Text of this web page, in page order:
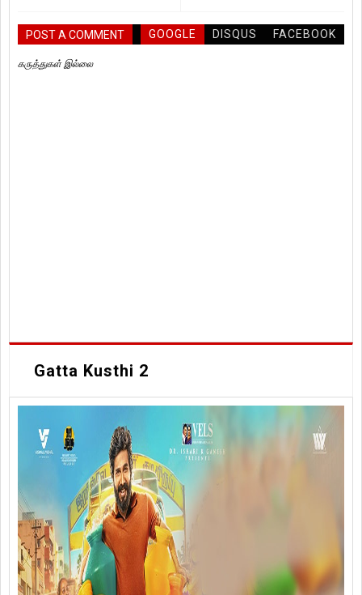
POST A COMMENT GOOGLE DISQUS FACEBOOK
கருத்துகள் இல்லை
Gatta Kusthi 2